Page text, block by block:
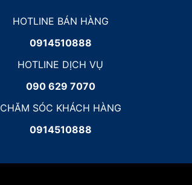
HOTLINE BÁN HÀNG
0914510888
HOTLINE DỊCH VỤ
090 629 7070
CHĂM SÓC KHÁCH HÀNG
0914510888